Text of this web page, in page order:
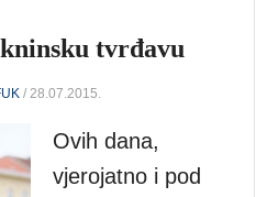
tvrđavu
/ 28.07.2015.
Ovih dana,
vjerojatno i pod